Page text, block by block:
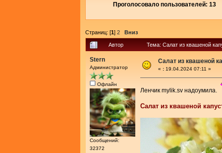
Проголосовало пользователей: 13
Страниц: [1] 2 Вниз
Автор Тема: Салат из квашеной
Stern
Администратор
Офлайн
Сообщений:
32372
Салат из квашеной
« : 19.04.2024 07:11 »
Ленчик mylik.sv надоумила.
Салат из квашеной